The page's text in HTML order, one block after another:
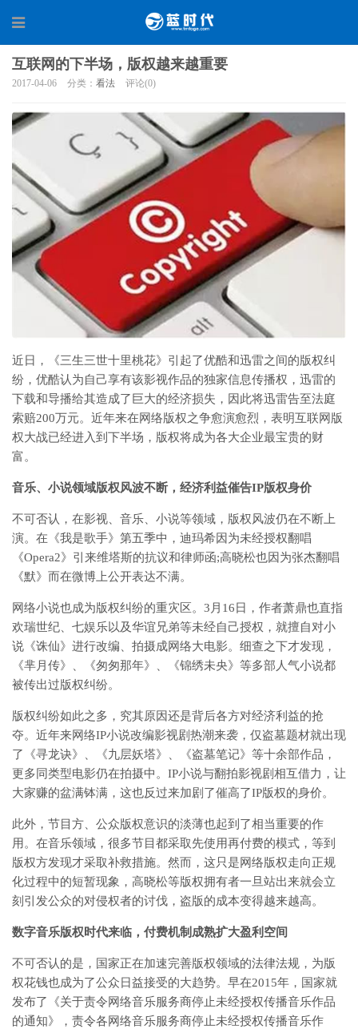
互联网的下半场，版权越来越重要
2017-04-06 分类： 看法 评论(0)
近日，《三生三世十里桃花》引起了优酷和迅雷之间的版权纠
纷，优酷认为自己享有该影视作品的独家信息传播权，迅雷的
下载和导播给其造成了巨大的经济损失，因此将迅雷告至法庭
索赔200万元。近年来在网络版权之争愈演愈烈，表明互联网版
权大战已经进入到下半场，版权将成为各大企业最宝贵的财
富。
音乐、小说领域版权风波不断，经济利益催告IP版权身价
不可否认，在影视、音乐、小说等领域，版权风波仍在不断上
演。在《我是歌手》第五季中，迪玛希因为未经授权翻唱
《Opera2》引来维塔斯的抗议和律师函;高晓松也因为张杰翻唱
《默》而在微博上公开表达不满。
网络小说也成为版权纠纷的重灾区。3月16日，作者萧鼎也直指
欢瑞世纪、七娱乐以及华谊兄弟等未经自己授权，就擅自对小
说《诛仙》进行改编、拍摄成网络大电影。细查之下才发现，
《芈月传》、《匆匆那年》、《锦绣未央》等多部人气小说都
被传出过版权纠纷。
版权纠纷如此之多，究其原因还是背后各方对经济利益的抢
夺。近年来网络IP小说改编影视剧热潮来袭，仅盗墓题材就出现
了《寻龙诀》、《九层妖塔》、《盗墓笔记》等十余部作品，
更多同类型电影仍在拍摄中。IP小说与翻拍影视剧相互借力，让
大家赚的盆满钵满，这也反过来加剧了催高了IP版权的身价。
此外，节目方、公众版权意识的淡薄也起到了相当重要的作
用。在音乐领域，很多节目都采取先使用再付费的模式，等到
版权方发现才采取补救措施。然而，这只是网络版权走向正规
化过程中的短暂现象，高晓松等版权拥有者一旦站出来就会立
刻引发公众的对侵权者的讨伐，盗版的成本变得越来越高。
数字音乐版权时代来临，付费机制成熟扩大盈利空间
不可否认的是，国家正在加速完善版权领域的法律法规，为版
权花钱也成为了公众日益接受的大趋势。早在2015年，国家就
发布了《关于责令网络音乐服务商停止未经授权传播音乐作品
的通知》，责令各网络音乐服务商停止未经授权传播音乐作